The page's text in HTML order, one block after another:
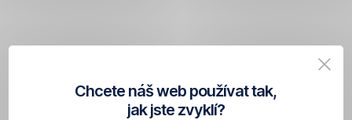
Chcete náš web používat tak,
jak jste zvyklí?